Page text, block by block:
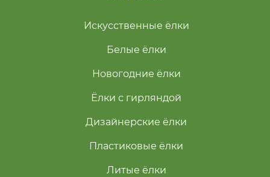
Искусственные ёлки
Белые ёлки
Новогодние ёлки
Ёлки с гирляндой
Дизайнерские ёлки
Пластиковые ёлки
Литые ёлки